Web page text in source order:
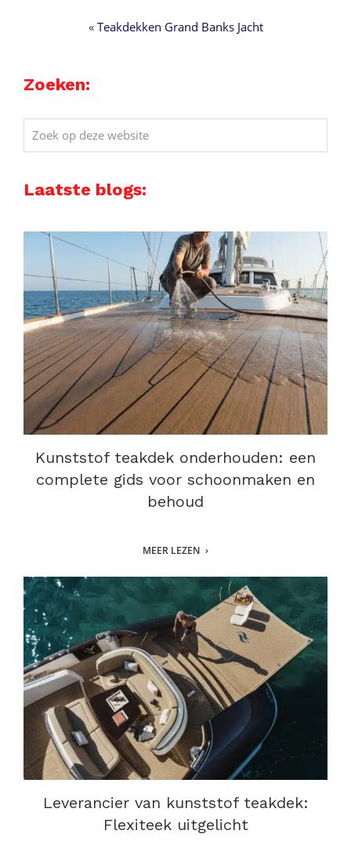
« Teakdekken Grand Banks Jacht
Zoeken:
Zoek
op
website
Laatste blogs:
Kunststof teakdek onderhouden: een
complete gids voor schoonmaken en
behoud
MEER LEZEN
Leverancier van kunststof teakdek:
Flexiteek uitgelicht